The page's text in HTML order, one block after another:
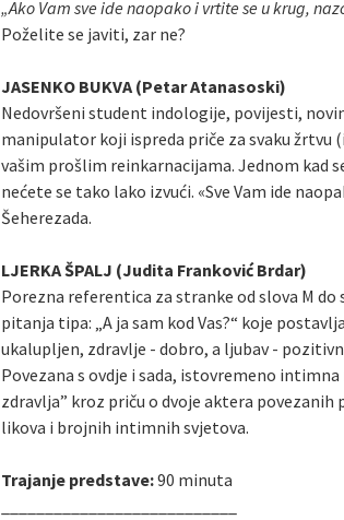
„Ako Vam sve ide naopako i vrtite se u krug,
Poželite se javiti, zar ne?
JASENKO BUKVA (Petar Atanasoski)
Nedovršeni student indologije, povijesti,
manipulator koji ispreda priče za svaku žrtvu
vašim prošlim reinkarnacijama. Jednom kad
nećete se tako lako izvući. «Sve Vam ide
Šeherezada.
LJERKA ŠPALJ (Judita Franković Brdar)
Porezna referentica za stranke od slova M
pitanja tipa: „A ja sam kod Vas?“ koje
ukalupljen, zdravlje - dobro, a ljubav -
Povezana s ovdje i sada, istovremeno
zdravlja” kroz priču o dvoje aktera
likova i brojnih intimnih svjetova.
Trajanje predstave:90 minuta